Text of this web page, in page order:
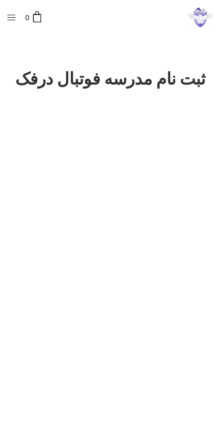
0
ثبت نام مدرسه فوتبال درفک